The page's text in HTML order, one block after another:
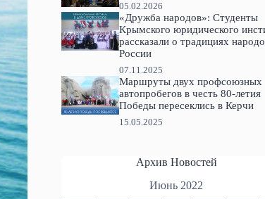
05.02.2026
«Дружба народов»: Студенты
Крымского юридического
рассказали о традициях
России
07.11.2025
Маршруты двух профсоюзных
автопробегов в честь 80-летия
Победы пересеклись в Керчи
15.05.2025
Архив Новостей
Июнь 2022